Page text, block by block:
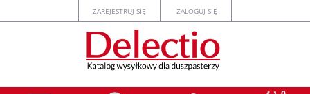
ZAREJESTRUJ SIĘ ZALOGUJ SIĘ